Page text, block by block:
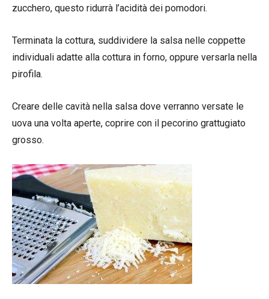
zucchero, questo ridurrà l’acidità dei pomodori.
Terminata la cottura, suddividere la salsa nelle coppette
individuali adatte alla cottura in forno, oppure versarla nella
pirofila.
Creare delle cavità nella salsa dove verranno versate le
uova una volta aperte, coprire con il pecorino grattugiato
grosso.